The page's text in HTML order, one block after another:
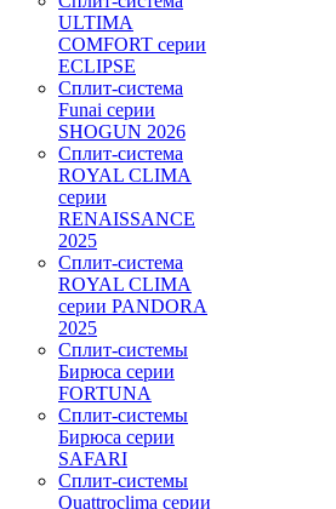
ULTIMA
COMFORT серии
ECLIPSE
Сплит-система
Funai серии
SHOGUN 2026
Сплит-система
ROYAL CLIMA
серии
RENAISSANCE
2025
Сплит-система
ROYAL CLIMA
серии PANDORA
2025
Сплит-системы
Бирюса серии
FORTUNA
Сплит-системы
Бирюса серии
SAFARI
Сплит-системы
Quattroclima серии